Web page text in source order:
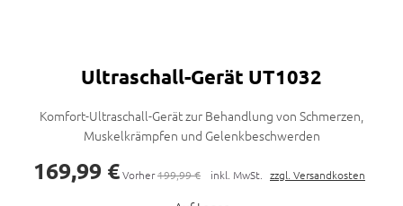
Ultraschall-Gerät UT1032
Komfort-Ultraschall-Gerät zur Behandlung von Schmerzen,
Muskelkrämpfen und Gelenkbeschwerden
169,99 €Vorher199,99 € inkl. MwSt. zzgl. Versandkosten